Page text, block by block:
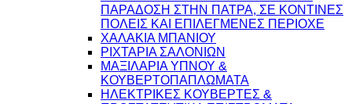
ΠΑΡΑΔΟΣΗ ΣΤΗΝ ΠΑΤΡΑ, ΣΕ ΚΟΝΤΙΝΕΣ
ΠΟΛΕΙΣ ΚΑΙ ΕΠΙΛΕΓΜΕΝΕΣ ΠΕΡΙΟΧΕ
ΧΑΛΑΚΙΑ ΜΠΑΝΙΟΥ
ΡΙΧΤΑΡΙΑ ΣΑΛΟΝΙΩΝ
ΜΑΞΙΛΑΡΙΑ ΥΠΝΟΥ &
ΚΟΥΒΕΡΤΟΠΑΠΛΩΜΑΤΑ
ΗΛΕΚΤΡΙΚΕΣ ΚΟΥΒΕΡΤΕΣ &